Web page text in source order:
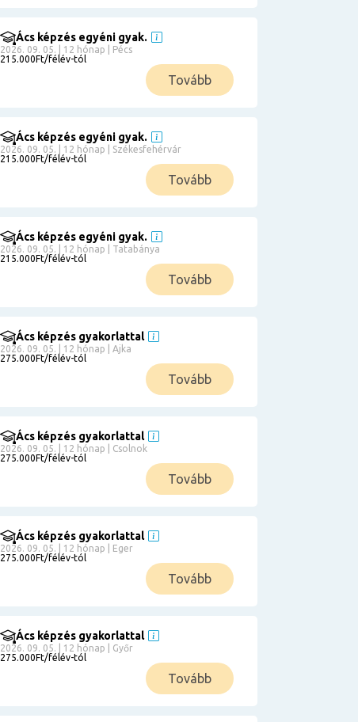
Ács képzés egyéni gyak.
2026. 09. 05. | 12 hónap | Pécs
215.000Ft/félév-tól
Tovább
Ács képzés egyéni gyak.
2026. 09. 05. | 12 hónap | Székesfehérvár
215.000Ft/félév-tól
Tovább
Ács képzés egyéni gyak.
2026. 09. 05. | 12 hónap | Tatabánya
215.000Ft/félév-tól
Tovább
Ács képzés gyakorlattal
2026. 09. 05. | 12 hónap | Ajka
275.000Ft/félév-tól
Tovább
Ács képzés gyakorlattal
2026. 09. 05. | 12 hónap | Csolnok
275.000Ft/félév-tól
Tovább
Ács képzés gyakorlattal
2026. 09. 05. | 12 hónap | Eger
275.000Ft/félév-tól
Tovább
Ács képzés gyakorlattal
2026. 09. 05. | 12 hónap | Győr
275.000Ft/félév-tól
Tovább